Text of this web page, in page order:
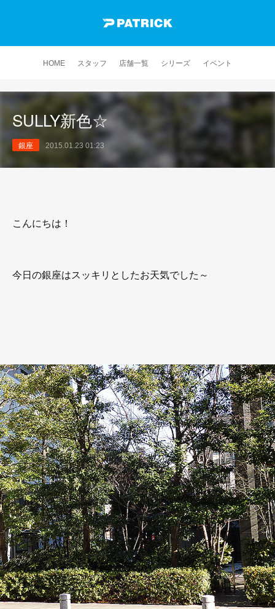
HOME スタッフ 店舗一覧 シリーズ イベント
SULLY新色☆
銀座 2015.01.23 01:23
こんにちは！
今日の銀座はスッキリとしたお天気でした～